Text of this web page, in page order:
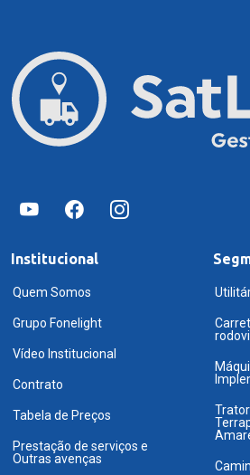
Institucional
Quem Somos
Grupo Fonelight
Vídeo Institucional
Contrato
Tabela de Preços
Prestação de serviços e
Outras avenças